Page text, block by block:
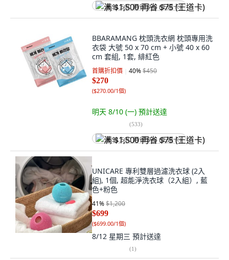
满 $1,500 再省 $75 (王道卡)
BBARAMANG 枕頭洗衣網 枕頭專用洗
衣袋 大號 50 x 70 cm + 小號 40 x 60
cm 套組, 1套, 緋紅色
首購折扣價 40%$450
$270
($270.00/1個)
明天 8/10 (一) 預計送達
(533)
满 $1,500 再省 $75 (王道卡)
UNICARE 專利雙層過濾洗衣球 (2入
組), 1個, 超能淨洗衣球（2入組）, 藍
色+粉色
41%$1,200
$699
($699.00/1個)
8/12 星期三 預計送達
(1)